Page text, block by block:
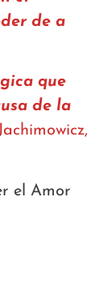
de a
que
de la
el Amor